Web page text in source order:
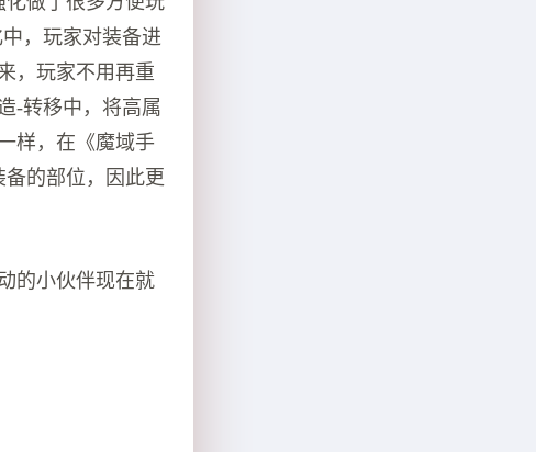
，玩家对装备进
，玩家不用再重
-转移中，将高属
样，在《魔域手
的部位，因此更
的小伙伴现在就